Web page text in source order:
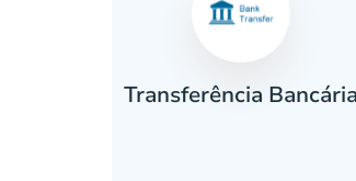
Transferência Bancária